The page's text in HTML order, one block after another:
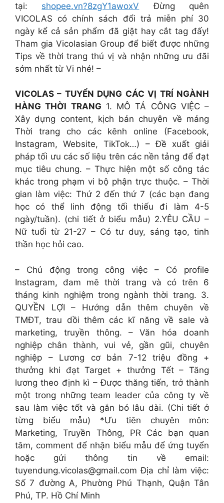
tại: shopee.vn?8zgY1awoxV Đừng quên
VICOLAS có chính sách đổi trả miễn phí 30
ngày kể cả sản phẩm đã giặt hay cắt tag đấy!
Tham gia Vicolasian Group để biết được những
Tips về thời trang thú vị và nhận những ưu đãi
sớm nhất từ Vi nhé! –
VICOLAS – TUYỂN DỤNG CÁC VỊ TRÍ NGÀNH
HÀNG THỜI TRANG 1. MÔ TẢ CÔNG VIỆC –
Xây dựng content, kịch bản chuyên về mảng
Thời trang cho các kênh online (Facebook,
Instagram, Website, TikTok…) – Đề xuất giải
pháp tối ưu các số liệu trên các nền tảng để đạt
mục tiêu chung. – Thực hiện một số công tác
khác trong phạm vi bộ phận trực thuộc. – Thời
gian làm việc: Thứ 2 đến thứ 7 (các bạn đang
học có thể linh động tối thiếu đi làm 4-5
ngày/tuần). (chi tiết ở biểu mẫu) 2.YÊU CẦU –
Nữ tuổi từ 21-27 – Có tư duy, sáng tạo, tinh
thần học hỏi cao.
– Chủ động trong công việc – Có profile
Instagram, đam mê thời trang và có trên 6
tháng kinh nghiệm trong ngành thời trang. 3.
QUYỀN LỢI – Hướng dẫn thêm chuyên về
TMĐT, trau dồi thêm các kĩ năng về sale và
marketing, truyền thông. – Văn hóa doanh
nghiệp chân thành, vui vẻ, gần gũi, chuyên
nghiệp – Lương cơ bản 7-12 triệu đồng +
thưởng khi đạt Target + thưởng Tết – Tăng
lương theo định kì – Được thăng tiến, trở thành
một trong những team leader của công ty về
sau làm việc tốt và gắn bó lâu dài. (Chi tiết ở
từng biểu mẫu) *Ưu tiên chuyên môn:
Marketing, Truyền Thông, PR Các bạn quan
tâm, comment để nhận biểu mẫu để ứng tuyển
hoặc gửi thông tin về email:
tuyendung.vicolas@gmail.com Địa chỉ làm việc:
Số 7 đường A, Phường Phú Thạnh, Quận Tân
Phú, TP. Hồ Chí Minh